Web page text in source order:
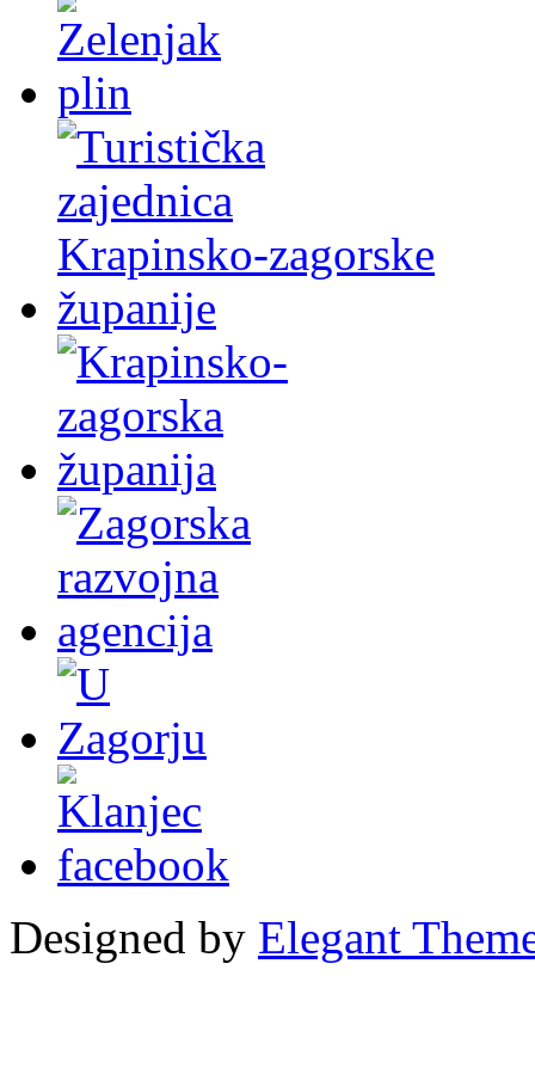
Designed by Elegant